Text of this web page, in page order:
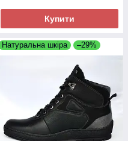
Купити
Натуральна шкіра –29%